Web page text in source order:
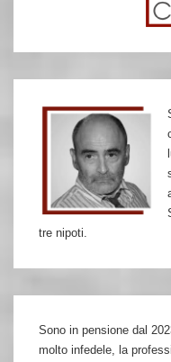
tre nipoti.
Sono in pensione dal
molto infedele, la